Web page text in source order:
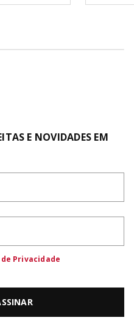
E NOVIDADES EM
Privacidade